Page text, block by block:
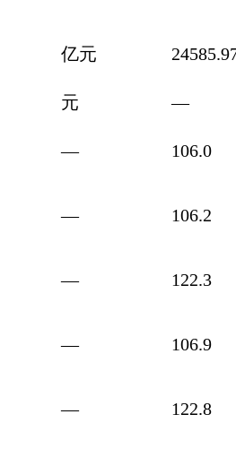
亿元
元 —
— 106.0
— 106.2
— 122.3
— 106.9
— 122.8